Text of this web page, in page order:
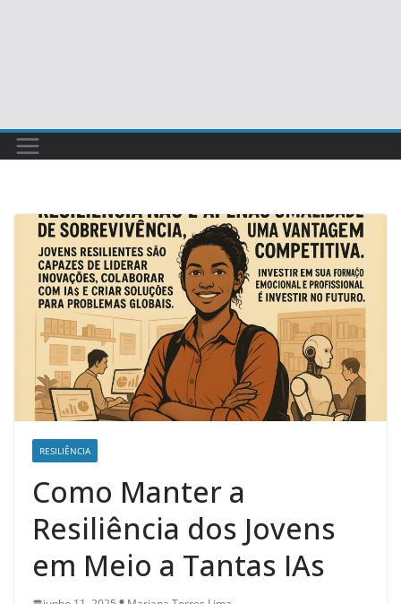
RESILIÊNCIA
Como Manter a
Resiliência dos Jovens
em Meio a Tantas IAs